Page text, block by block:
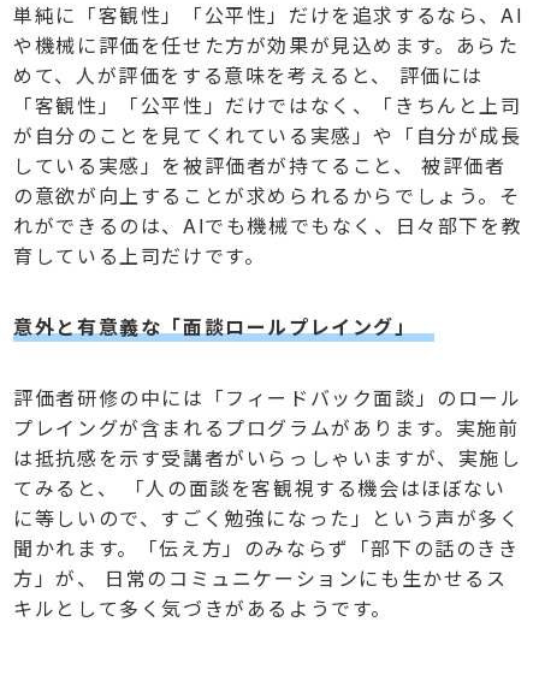
単純に「客観性」「公平性」だけを追求するなら、AI
や機械に評価を任せた方が効果が見込めます。あらた
めて、人が評価をする意味を考えると、 評価には
「客観性」「公平性」だけではなく、「きちんと上司
が自分のことを見てくれている実感」や「自分が成長
している実感」を被評価者が持てること、 被評価者
の意欲が向上することが求められるからでしょう。そ
れができるのは、AIでも機械でもなく、日々部下を教
育している上司だけです。
意外と有意義な「面談ロールプレイング」
評価者研修の中には「フィードバック面談」のロール
プレイングが含まれるプログラムがあります。実施前
は抵抗感を示す受講者がいらっしゃいますが、実施し
てみると、 「人の面談を客観視する機会はほぼない
に等しいので、すごく勉強になった」という声が多く
聞かれます。「伝え方」のみならず「部下の話のきき
方」が、 日常のコミュニケーションにも生かせるス
キルとして多く気づきがあるようです。